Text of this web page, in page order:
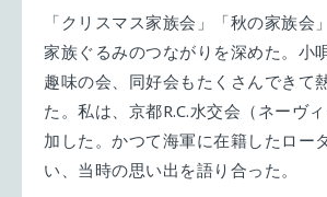
「クリスマス家族会」「秋の家族会
家族ぐるみのつながりを深めた。小
趣味の会、同好会もたくさんできて
た。私は、京都R.C.水交会（ネーヴ
加した。かつて海軍に在籍したロー
い、当時の思い出を語り合った。